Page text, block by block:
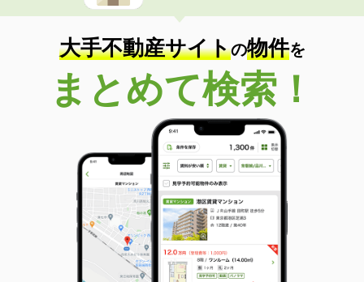
大手不動産サイトの物件を
まとめて検索！